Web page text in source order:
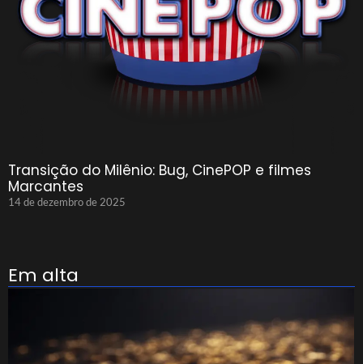
Transição do Milênio: Bug, CinePOP e filmes
Marcantes
14 de dezembro de 2025
Em alta